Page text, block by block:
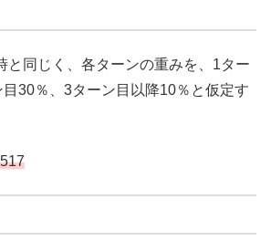
と同じく、各ターンの重みを、1ター
30％、3ターン目以降10％と仮定す